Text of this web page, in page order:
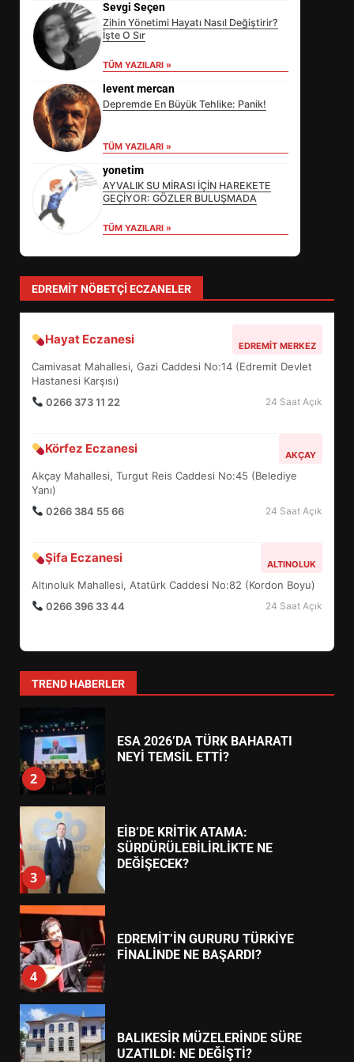
Sevgi Seçen
Zihin Yönetimi Hayatı Nasıl Değiştirir?
İşte O Sır
TÜM YAZILARI »
levent mercan
Depremde En Büyük Tehlike: Panik!
TÜM YAZILARI »
yonetim
AYVALIK SU MİRASI İÇİN HAREKETE
GEÇİYOR: GÖZLER BULUŞMADA
TÜM YAZILARI »
EDREMIT NÖBETÇI ECZANELER
Hayat Eczanesi EDREMIT MERKEZ
Camivasat Mahallesi, Gazi Caddesi No:14 (Edremit Devlet
Hastanesi Karşısı)
0266 373 11 22
24 Saat Açık
Körfez Eczanesi AKÇAY
Akçay Mahallesi, Turgut Reis Caddesi No:45 (Belediye
Yanı)
0266 384 55 66
24 Saat Açık
Şifa Eczanesi ALTINOLUK
Altınoluk Mahallesi, Atatürk Caddesi No:82 (Kordon Boyu)
0266 396 33 44
24 Saat Açık
TREND HABERLER
SÜRDÜRÜLEBİLİRLİKTE NE
DEĞİŞECEK?
4
5
BALIKESİR MÜZELERİNDE SÜRE
UZATILDI: NE DEĞİŞTİ?
6
TURNUVASI KAYITLARI NEYİ
7
YENİ YÖNETİM NASIL
ŞEKİLLENDİ?
1
HAREKETE GEÇİYOR: GÖZLER
2
ESA 2026’DA TÜRK BAHARATI
NEYİ TEMSİL ETTİ?
3
EİB’DE KRİTİK ATAMA:
SÜRDÜRÜLEBİLİRLİKTE NE
DEĞİŞECEK?
4
EDREMİT’İN GURURU TÜRKİYE
FİNALİNDE NE BAŞARDI?
BALIKESİR MÜZELERİNDE SÜRE
UZATILDI: NE DEĞİŞTİ?